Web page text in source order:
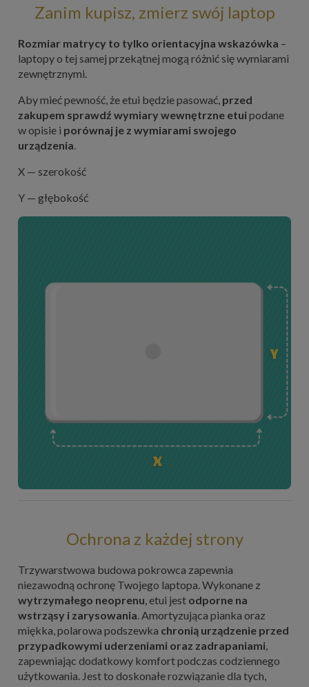
Zanim kupisz, zmierz swój laptop
Rozmiar matrycy to tylko orientacyjna wskazówka –
laptopy o tej samej przekątnej mogą różnić się wymiarami
zewnętrznymi.
Aby mieć pewność, że etui będzie pasować, przed
zakupem sprawdź wymiary wewnętrzne etuipodane
w opisie i porównaj je z wymiarami swojego
urządzenia.
X — szerokość
Y — głębokość
Ochrona z każdej strony
Trzywarstwowa budowa pokrowca zapewnia
niezawodną ochronę Twojego laptopa. Wykonane z
wytrzymałego neoprenu, etui jest odporne na
wstrząsy i zarysowania. Amortyzująca pianka oraz
miękka, polarowa podszewka chronią urządzenie przed
przypadkowymi uderzeniami oraz zadrapaniami,
zapewniając dodatkowy komfort podczas codziennego
użytkowania. Jest to doskonałe rozwiązanie dla tych,